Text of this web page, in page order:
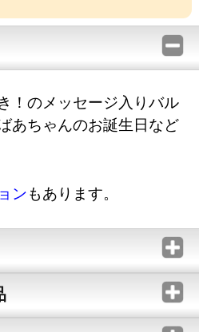
！のメッセージ入りバル
あちゃんのお誕生日など
ンもあります。